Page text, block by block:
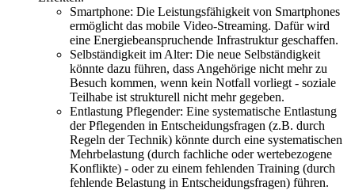
Smartphone: Die Leistungsfähigkeit von Smartphones
ermöglicht das mobile Video-Streaming. Dafür wird
eine Energiebeanspruchende Infrastruktur geschaffen.
Selbständigkeit im Alter: Die neue Selbständigkeit
könnte dazu führen, dass Angehörige nicht mehr zu
Besuch kommen, wenn kein Notfall vorliegt - soziale
Teilhabe ist strukturell nicht mehr gegeben.
Entlastung Pflegender: Eine systematische Entlastung
der Pflegenden in Entscheidungsfragen (z.B. durch
Regeln der Technik) könnte durch eine systematischen
Mehrbelastung (durch fachliche oder wertebezogene
Konflikte) - oder zu einem fehlenden Training (durch
fehlende Belastung in Entscheidungsfragen) führen.